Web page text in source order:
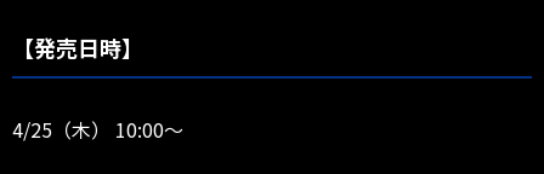
【発売日時】
4/25（木） 10:00～